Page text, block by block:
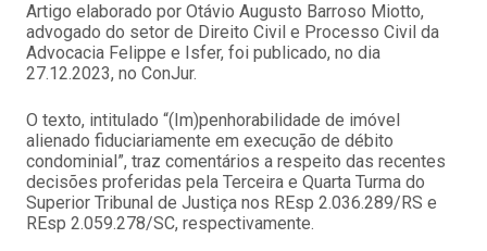
Artigo elaborado por Otávio Augusto Barroso Miotto,
advogado do setor de Direito Civil e Processo Civil da
Advocacia Felippe e Isfer, foi publicado, no dia
27.12.2023, no ConJur.
O texto, intitulado “(Im)penhorabilidade de imóvel
alienado fiduciariamente em execução de débito
condominial”, traz comentários a respeito das recentes
decisões proferidas pela Terceira e Quarta Turma do
Superior Tribunal de Justiça nos REsp 2.036.289/RS e
REsp 2.059.278/SC, respectivamente.